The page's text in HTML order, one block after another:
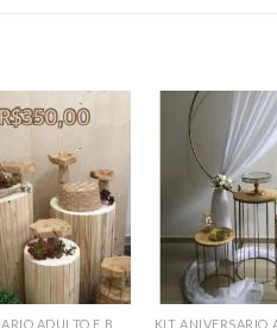
Add to
wishlist